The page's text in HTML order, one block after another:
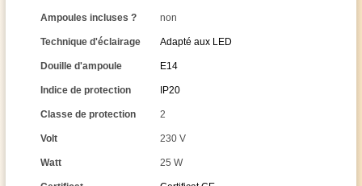
Ampoules incluses ? non
Technique d'éclairage Adapté aux LED
Douille d'ampoule E14
Indice de protection IP20
Classe de protection 2
Volt 230 V
Watt 25 W